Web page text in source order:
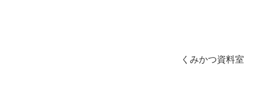
くみかつ資料室